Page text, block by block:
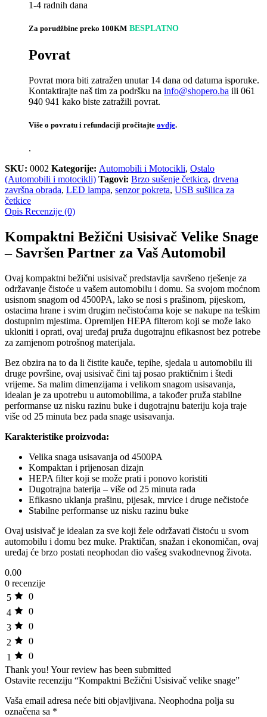
1-4 radnih dana
Za porudžbine preko 100KM BESPLATNO
Povrat
Povrat mora biti zatražen unutar 14 dana od datuma isporuke.
Kontaktirajte naš tim za podršku na info@shopero.ba ili 061
940 941 kako biste zatražili povrat.
Više o povratu i refundaciji pročitajte ovdje.
.
SKU: 0002 Kategorije: Automobili i Motocikli, Ostalo
(Automobili i motocikli) Tagovi: Brzo sušenje četkica, drvena
završna obrada, LED lampa, senzor pokreta, USB sušilica za
četkice
Opis Recenzije (0)
Kompaktni Bežični Usisivač Velike Snage
– Savršen Partner za Vaš Automobil
Ovaj kompaktni bežični usisivač predstavlja savršeno rješenje za
održavanje čistoće u vašem automobilu i domu. Sa svojom moćnom
usisnom snagom od 4500PA, lako se nosi s prašinom, pijeskom,
ostacima hrane i svim drugim nečistoćama koje se nakupe na teškim
dostupnim mjestima. Opremljen HEPA filterom koji se može lako
ukloniti i oprati, ovaj uređaj pruža dugotrajnu efikasnost bez potrebe
za zamjenom potrošnog materijala.
Bez obzira na to da li čistite kauče, tepihe, sjedala u automobilu ili
druge površine, ovaj usisivač čini taj posao praktičnim i štedi
vrijeme. Sa malim dimenzijama i velikom snagom usisavanja,
idealan je za upotrebu u automobilima, a također pruža stabilne
performanse uz nisku razinu buke i dugotrajnu bateriju koja traje
više od 25 minuta bez pada snage usisavanja.
Karakteristike proizvoda:
Velika snaga usisavanja od 4500PA
Kompaktan i prijenosan dizajn
HEPA filter koji se može prati i ponovo koristiti
Dugotrajna baterija – više od 25 minuta rada
Efikasno uklanja prašinu, pijesak, mrvice i druge nečistoće
Stabilne performanse uz nisku razinu buke
Ovaj usisivač je idealan za sve koji žele održavati čistoću u svom
automobilu i domu bez muke. Praktičan, snažan i ekonomičan, ovaj
uređaj će brzo postati neophodan dio vašeg svakodnevnog života.
0.00
0 recenzije
5
0
4
0
3
0
2
0
1
0
Thank you! Your review has been submitted
Ostavite recenziju “Kompaktni Bežični Usisivač velike snage”
Vaša email adresa neće biti objavljivana. Neophodna polja su
označena sa *